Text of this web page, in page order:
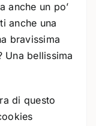
anche un po’
anche una
bravissima
bellissima
di questo